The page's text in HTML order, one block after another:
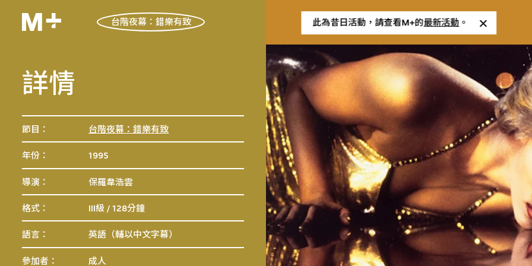
台階夜幕：錯樂有致 此為昔日活動，請查看M+的最新活動 。
詳情
節目： 台階夜幕：錯樂有致
年份： 1995
導演： 保羅韋浩雲
格式： III級 / 128分鐘
語言： 英語（輔以中文字幕）
參加者： 成人